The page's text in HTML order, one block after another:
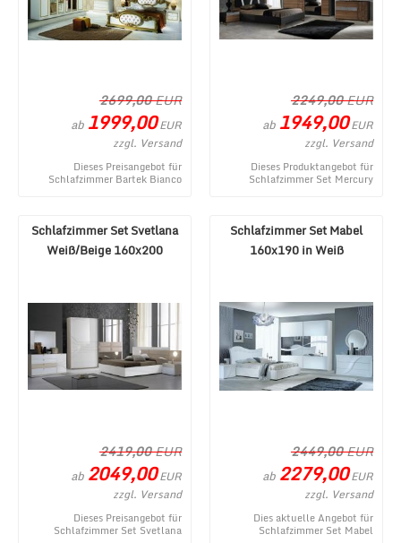
2699,00EUR
ab 1999,00EUR
zzgl. Versand
Dieses Preisangebot für
Schlafzimmer Bartek Bianco
2249,00EUR
ab 1949,00EUR
zzgl. Versand
Dieses Produktangebot für
Schlafzimmer Set Mercury
Schlafzimmer Set Svetlana
Weiß/Beige 160x200
2419,00EUR
ab 2049,00EUR
zzgl. Versand
Dieses Preisangebot für
Schlafzimmer Set Svetlana
Schlafzimmer Set Mabel
160x190 in Weiß
2449,00EUR
ab 2279,00EUR
zzgl. Versand
Dies aktuelle Angebot für
Schlafzimmer Set Mabel